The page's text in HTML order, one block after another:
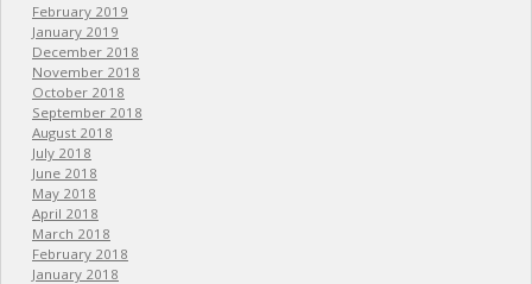
February 2019
January 2019
December 2018
November 2018
October 2018
September 2018
August 2018
July 2018
June 2018
May 2018
April 2018
March 2018
February 2018
January 2018